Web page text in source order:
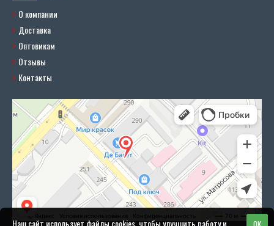
О компании
Доставка
Оптовикам
Отзывы
Контакты
Наш сайт использует файлы cookies, чтобы улучшить работу и